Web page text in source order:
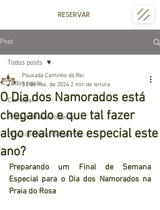
RESERVAR
Post
Todos posts
Começar
Praia do Rosa no Verão
Praia do Rosa no Inverno
Todos posts
O Dia dos Namorados está
chegando e que tal fazer
algo realmente especial este
ano?
Pousada Caminho do Rei
31 de mai. de 2024 2 min de leitura
Preparando um Final de Semana
Especial para o Dia dos Namorados na
Praia do Rosa